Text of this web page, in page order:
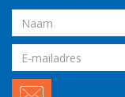
Naam
Email
adres